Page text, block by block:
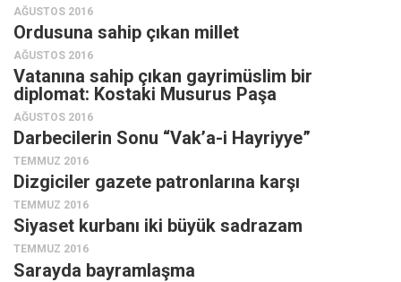
AĞUSTOS 2016
Ordusuna sahip çıkan millet
AĞUSTOS 2016
Vatanına sahip çıkan gayrimüslim bir
diplomat: Kostaki Musurus Paşa
AĞUSTOS 2016
Darbecilerin Sonu “Vak’a-i Hayriyye”
TEMMUZ 2016
Dizgiciler gazete patronlarına karşı
TEMMUZ 2016
Siyaset kurbanı iki büyük sadrazam
TEMMUZ 2016
Sarayda bayramlaşma